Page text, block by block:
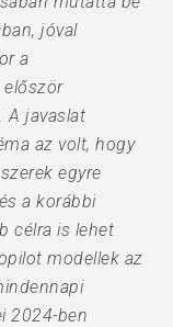
jóval
a
először
A javaslat
az volt, hogy
egyre
a korábbi
célra is lehet
modellek az
2024-ben